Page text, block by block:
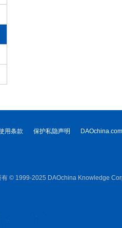
用条款 保护私隐声明 DAOchina.com
© 1999-2025 DAOchina Knowledge